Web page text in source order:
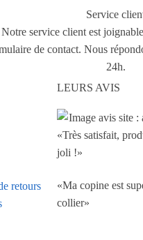
Service
Notre service client est
de contact. Nous
24h.
retours
LEURS AVIS
«Très satisfait,
joli !»
«Ma copine est
collier»